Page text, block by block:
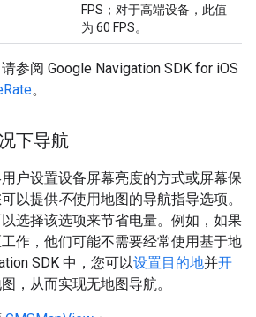
FPS；对于高端设备，此值
为 60 FPS。
参阅 Google Navigation SDK for iOS
。
下导航
户设置设备屏幕亮度的方式或屏幕保
以提供不使用地图的导航指导选项。
选择该选项来节省电量。例如，如果
作，他们可能不需要经常使用基于地
SDK 中，您可以设置目的地并开
，从而实现无地图导航。